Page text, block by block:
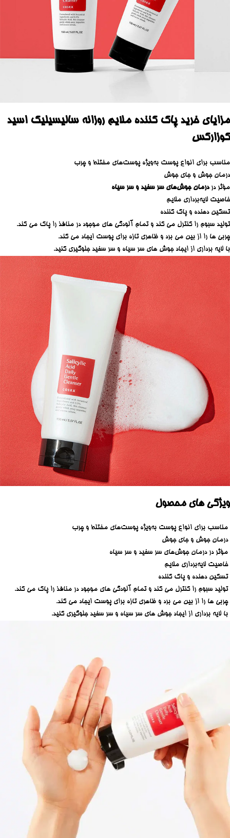
مزایای خرید پاک کننده ملایم روزانه سالیسیلیک اسید
کوزارکس
مناسب برای انواع پوست به‌ویژه پوست‌های مختلط و چرب
درمان جوش و جای جوش
مؤثر دردرمان جوش‌های سر سفید و سر سیاه
خاصیت لایه‌برداری ملایم
تسکین دهنده و پاک کننده
تولید سبوم را کنترل می کند و تمام آلودگی های موجود در منافذ را پاک می کند.
چربی ها را از بین می برد و ظاهری تازه برای پوست ایجاد می کند.
با لایه برداری از ایجاد جوش های سر سیاه و سر سفید جلوگیری کنید.
ویژگی های محصول
مناسب برای انواع پوست به‌ویژه پوست‌های مختلط و چرب
درمان جوش و جای جوش
مؤثر در درمان جوش‌های سر سفید و سر سیاه
خاصیت لایه‌برداری ملایم
تسکین دهنده و پاک کننده
تولید سبوم را کنترل می کند و تمام آلودگی های موجود در منافذ را پاک می کند.
چربی ها را از بین می برد و ظاهری تازه برای پوست ایجاد می کند.
با لایه برداری از ایجاد جوش های سر سیاه و سر سفید جلوگیری کنید.